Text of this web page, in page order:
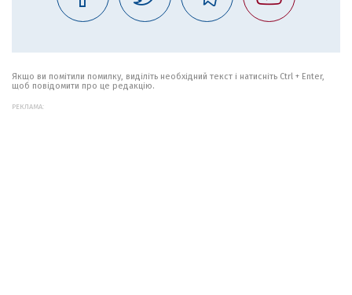
Якщо ви помітили помилку, виділіть необхідний текст і натисніть Ctrl + Enter,
щоб повідомити про це редакцію.
РЕКЛАМА: